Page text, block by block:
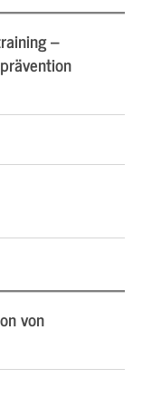
–
von